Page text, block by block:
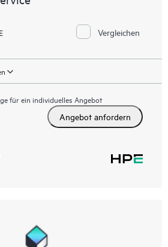
Vergleichen
für ein individuelles Angebot
Angebot anfordern